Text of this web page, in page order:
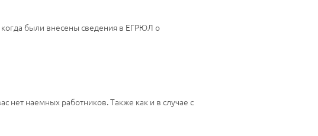
когда были внесены сведения в ЕГРЮЛ о
наемных работников. Также как и в случае с